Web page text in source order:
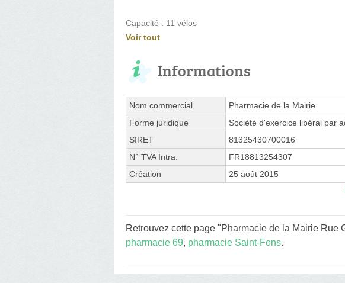
Capacité : 11 vélos
Voir tout
Informations
Nom commercial
Pharmacie de la Mairie
Forme juridique
Société d'exercice libéral par
SIRET
81325430700016
N° TVA Intra.
FR18813254307
Création
25 août 2015
Retrouvez cette page "Pharmacie de la Mairie Rue
pharmacie 69, pharmacie Saint-Fons.